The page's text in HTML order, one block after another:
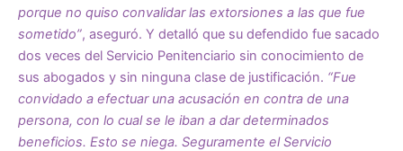
porque no quiso convalidar las extorsiones a las que fue
sometido”, aseguró. Y detalló que su defendido fue sacado
dos veces del Servicio Penitenciario sin conocimiento de
sus abogados y sin ninguna clase de justificación. “Fue
convidado a efectuar una acusación en contra de una
persona, con lo cual se le iban a dar determinados
beneficios. Esto se niega. Seguramente el Servicio